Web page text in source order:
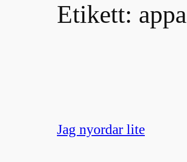
Etikett: appa
Jag nyordar lite